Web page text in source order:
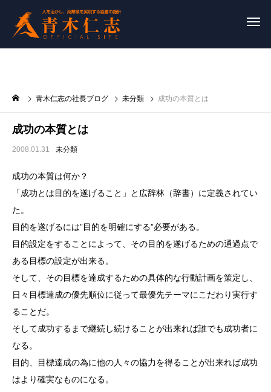
青木仁志の社長ブログ 未分類 成功の本質とは
成功の本質とは
2008.01.31 未分類
成功の本質は何か？
「成功とは目的を遂げること」と広辞林（辞書）に定義されてい
た。
目的を遂げるには”目的を明確にする”必要がある。
目的設定をすることによって、その目的を遂げるための通過点で
ある目標の設定が出来る。
そして、その目標を達成するための具体的な行動計画を策定し、
日々目標達成の優先順位に従って最優先テーマにこだわり実行す
ることだ。
そして成功するまで継続し続けることが出来れば誰でも成功者に
なる。
目的、目標達成の為に他の人々の協力を得ることが出来れば成功
はより確実なものになる。